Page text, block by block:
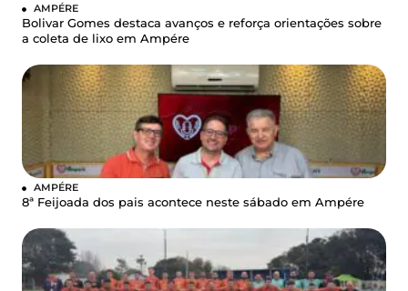
AMPÉRE
Bolivar Gomes destaca avanços e reforça orientações sobre
a coleta de lixo em Ampére
AMPÉRE
8ª Feijoada dos pais acontece neste sábado em Ampére